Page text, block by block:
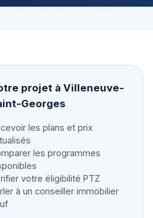
projet à Villeneuve-
Georges
les plans et prix
les programmes
votre éligibilité PTZ
à un conseiller immobilier